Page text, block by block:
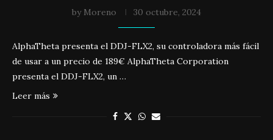
by Moreno 30 octubre, 2024
AlphaTheta presenta el DDJ-FLX2, su controladora más fácil
de usar a un precio de 189€ AlphaTheta Corporation
presenta el DDJ-FLX2, un …
Leer más